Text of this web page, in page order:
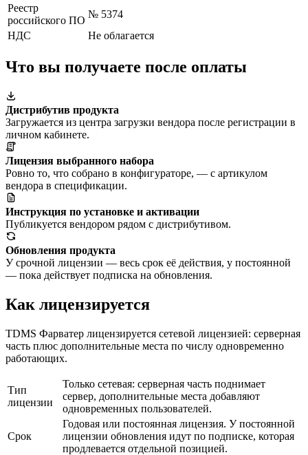
Реестр
российского ПО
№ 5374
НДС
Не облагается
Что вы получаете после оплаты
Дистрибутив продукта
Загружается из центра загрузки вендора после регистрации в
личном кабинете.
Лицензия выбранного набора
Ровно то, что собрано в конфигураторе, — с артикулом
вендора в спецификации.
Инструкция по установке и активации
Публикуется вендором рядом с дистрибутивом.
Обновления продукта
У срочной лицензии — весь срок её действия, у постоянной
— пока действует подписка на обновления.
Как лицензируется
TDMS Фарватер лицензируется сетевой лицензией: серверная
часть плюс дополнительные места по числу одновременно
работающих.
Тип
лицензии
Только сетевая: серверная часть поднимает
сервер, дополнительные места добавляют
одновременных пользователей.
Срок
Годовая или постоянная лицензия. У постоянной
лицензии обновления идут по подписке, которая
продлевается отдельной позицией.